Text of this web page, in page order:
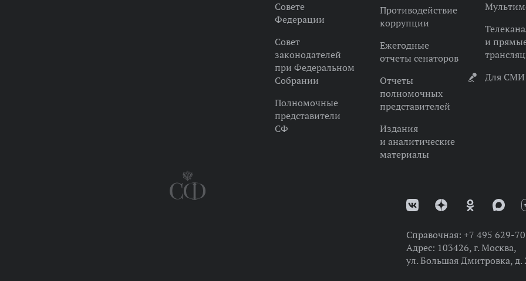
Совете
Федерации
Совет
законодателей
при Федеральном
Собрании
Полномочные
представители
СФ
Противодействие
коррупции
Ежегодные
отчеты сенаторов
Отчеты
полномочных
представителей
Издания
и аналитические
материалы
и
Для СМИ
Справочная: +7 495 629-
Адрес: 103426, г. Москва,
ул. Большая Дмитровка, д.